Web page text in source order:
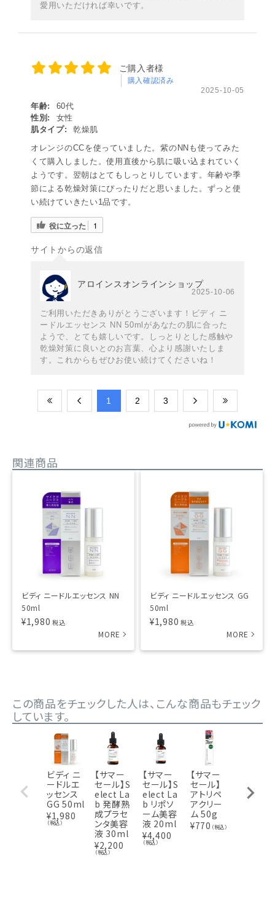
愛用いただければ幸いです。
ご購入者様
購入確認済み
2025-10-05
年齢:
60代
性別:
女性
肌タイプ:
乾燥肌
オレンジのCCを使っていました。紫のNNも使ってみた
くて購入しました。使用直後から肌に吸い込まれていく
ようです。翌朝はとてもしっとりしています。年齢や季
節による乾燥対策にぴったりだと思いました。ずっと使
い続けていきたい1品です。
役に立った 1
サイトからの返信
アロインスオンラインショップ
2025-10-06
ご利用いただきありがとうございます！ビディ ニ
ードルエッセンス NN 50mlがあなたの肌に合った
ようで、とても嬉しいです。しっとりとした感触や
乾燥対策に良いとのお言葉、心より感謝いたしま
す。これからもぜひお使い続けてくださいね！
​1 ​2 ​3
関連商品
ビディ ニードルエッセンス NN
50ml
¥1,980 税込
ビディ ニードルエッセンス GG
50ml
¥1,980 税込
この商品をチェックした人は、こんな商品もチェック
しています。
ビディ ニ
ードルエ
ッセンス
GG 50ml
¥1,980
（税込）
【サマー
セール】S
elect La
b 発酵熟
成プラセ
ンタ美容
液 30ml
¥2,200
（税込）
【サマー
セール】S
elect La
b リポソ
ーム美容
液 20ml
¥4,400
（税込）
【サマー
セール】
アトリペ
アクリー
ム 50g
¥770 （税込）
セール】V
Cエッセ